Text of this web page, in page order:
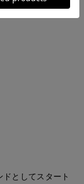
としてスタート